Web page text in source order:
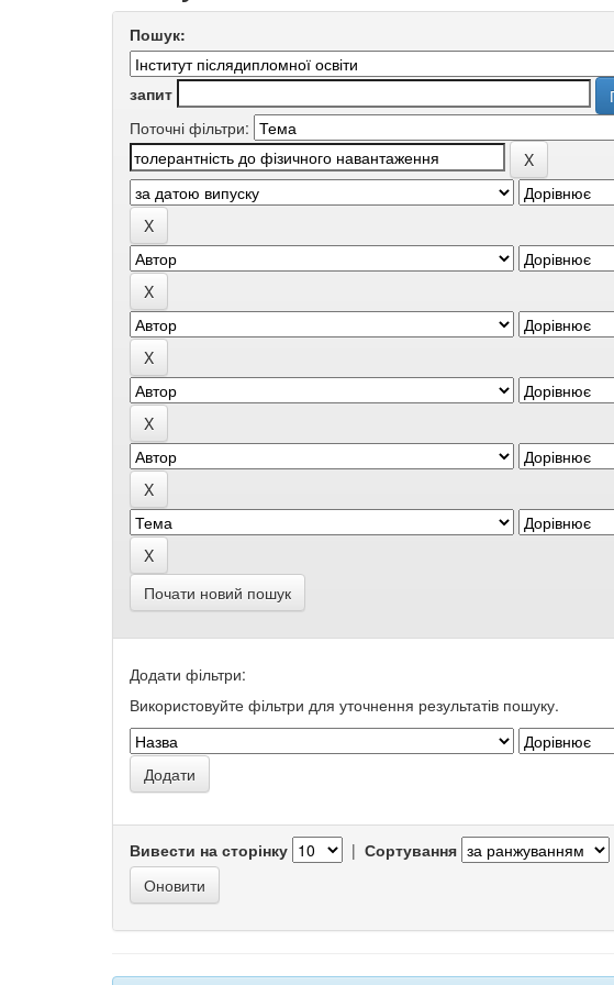
Пошук:
запит
Поточні фільтри:
Почати новий пошук
Додати фільтри:
Використовуйте фільтри для уточнення результатів пошуку.
Вивести на сторінку | Сортування